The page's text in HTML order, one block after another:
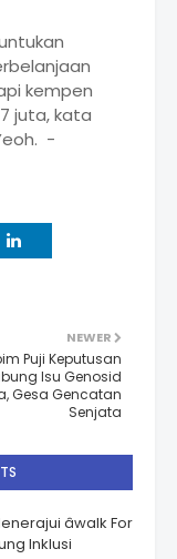
kempen
juta, kata
-
NEWER
Puji Keputusan
Isu Genosid
Gesa Gencatan
Senjata
âwalk For
Inklusi